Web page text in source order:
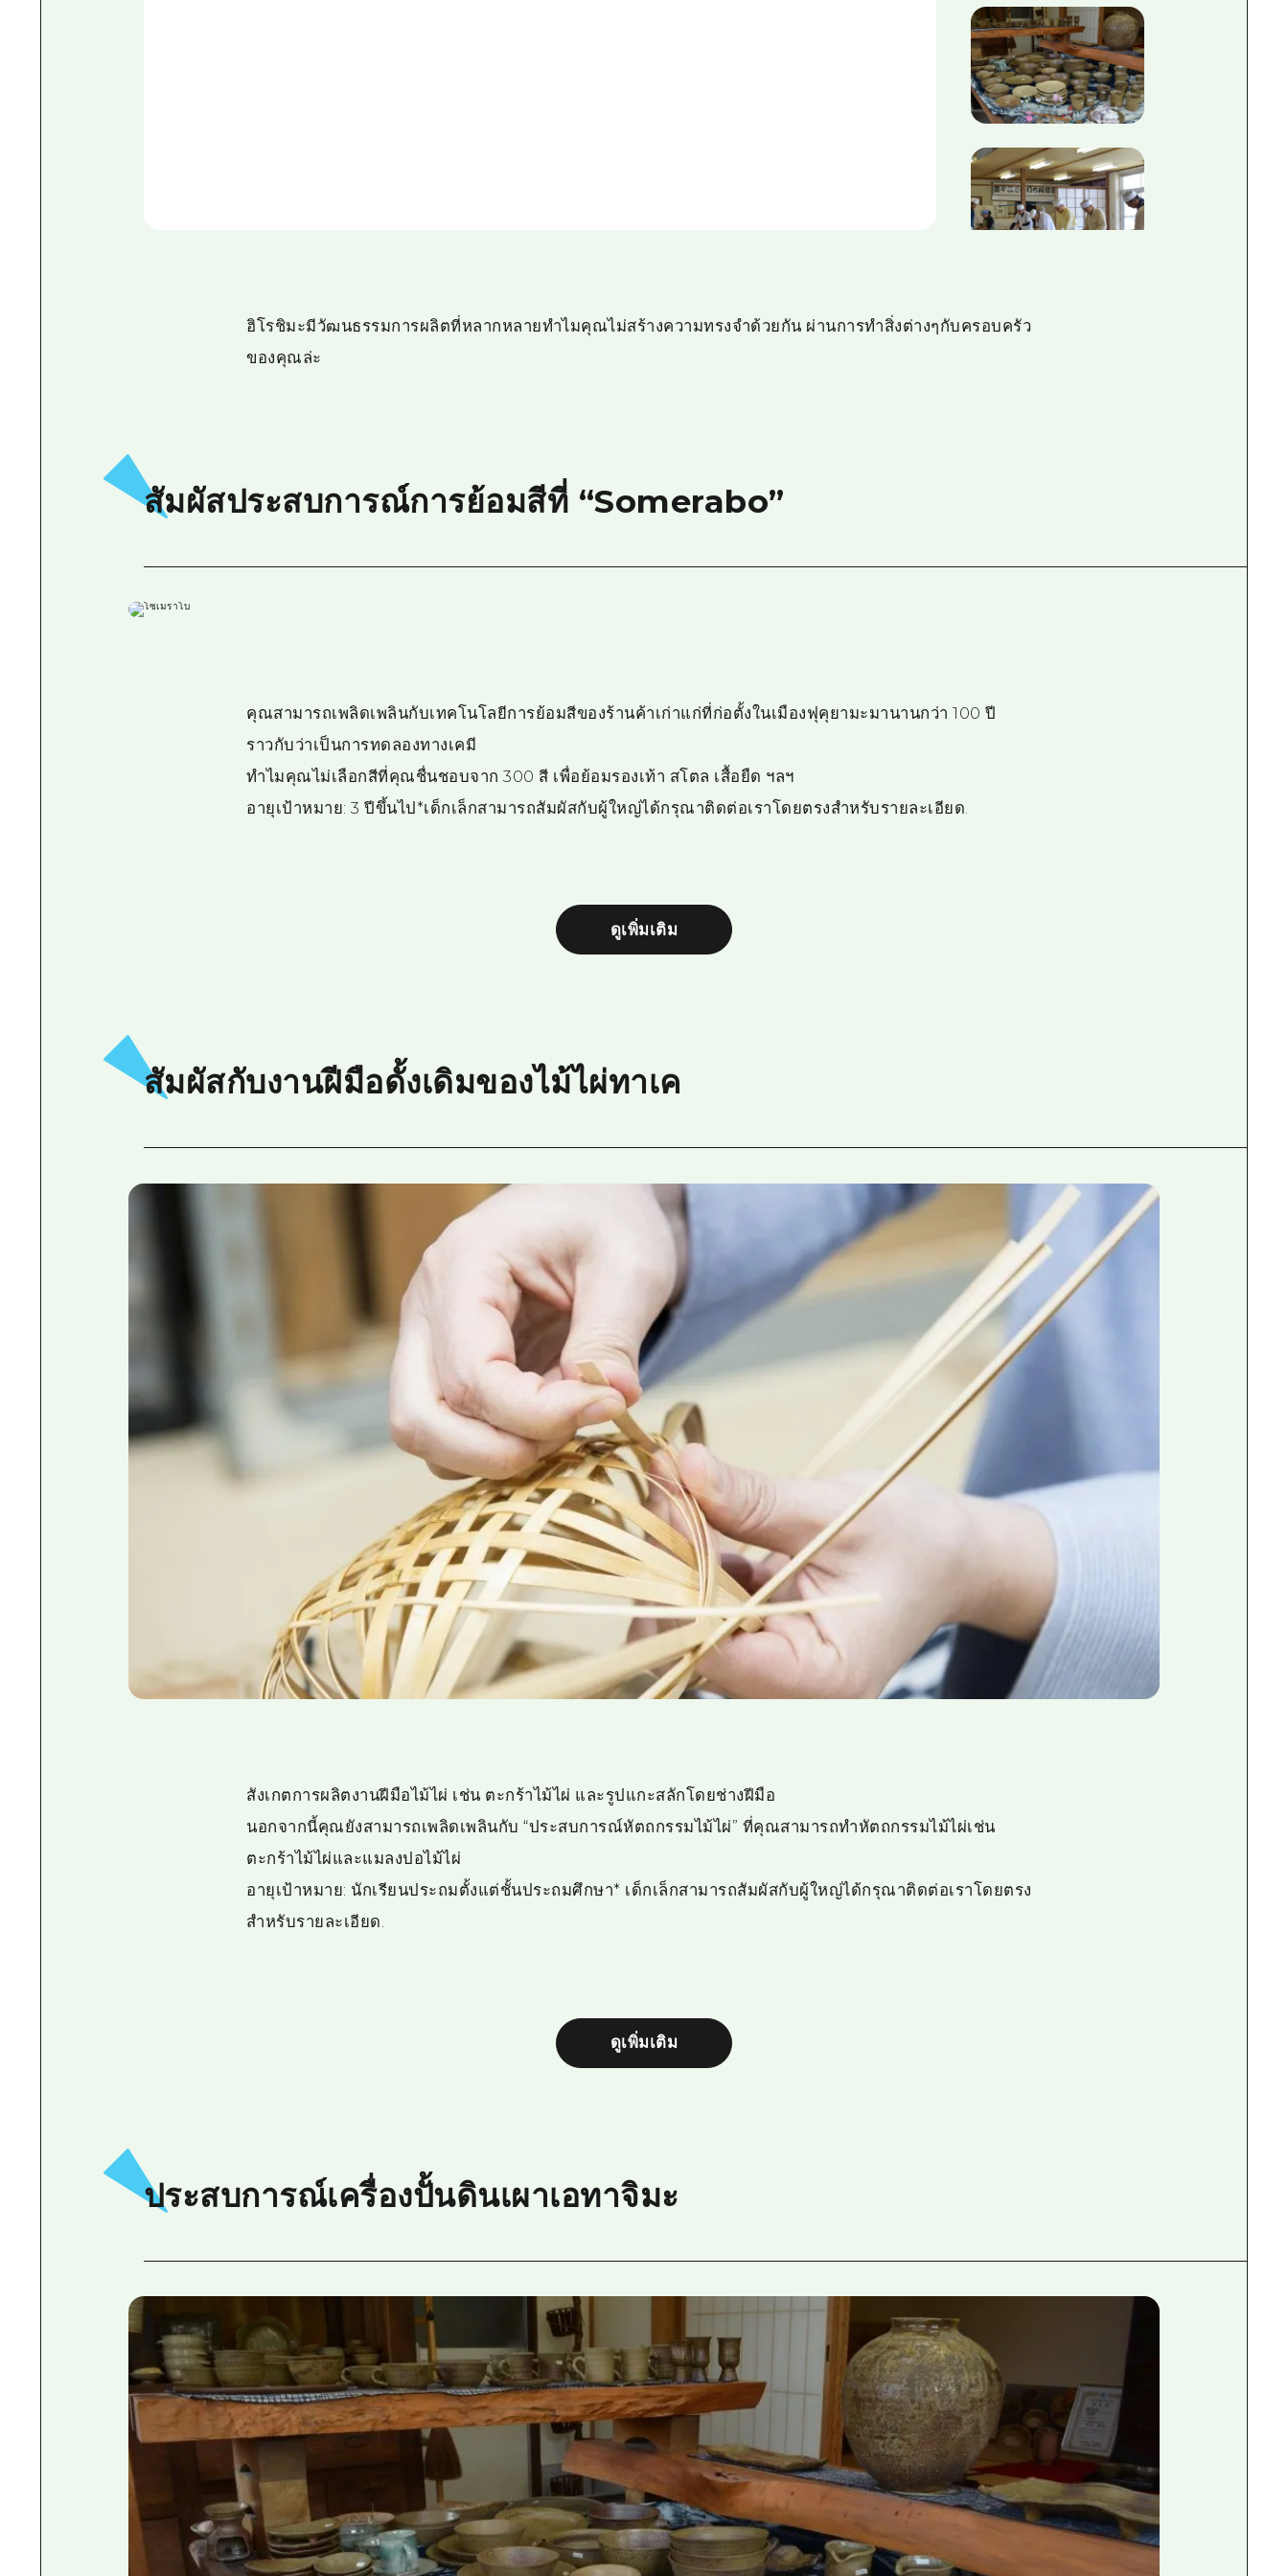
ฮิโรชิมะมีวัฒนธรรมการผลิตที่หลากหลายทำไมคุณไม่สร้างความทรงจำด้วยกัน ผ่านการทำสิ่งต่างๆกับครอบครัว
ของคุณล่ะ
สัมผัสประสบการณ์การย้อมสีที่ “Somerabo”
คุณสามารถเพลิดเพลินกับเทคโนโลยีการย้อมสีของร้านค้าเก่าแก่ที่ก่อตั้งในเมืองฟุคุยามะมานานกว่า 100 ปี
ราวกับว่าเป็นการทดลองทางเคมี
ทำไมคุณไม่เลือกสีที่คุณชื่นชอบจาก 300 สี เพื่อย้อมรองเท้า สโตล เสื้อยืด ฯลฯ
อายุเป้าหมาย: 3 ปีขึ้นไป*เด็กเล็กสามารถสัมผัสกับผู้ใหญ่ได้กรุณาติดต่อเราโดยตรงสำหรับรายละเอียด.
ดูเพิ่มเติม
สัมผัสกับงานฝีมือดั้งเดิมของไม้ไผ่ทาเค
สังเกตการผลิตงานฝีมือไม้ไผ่ เช่น ตะกร้าไม้ไผ่ และรูปแกะสลักโดยช่างฝีมือ
นอกจากนี้คุณยังสามารถเพลิดเพลินกับ “ประสบการณ์หัตถกรรมไม้ไผ่” ที่คุณสามารถทำหัตถกรรมไม้ไผ่เช่น
ตะกร้าไม้ไผ่และแมลงปอไม้ไผ่
อายุเป้าหมาย: นักเรียนประถมตั้งแต่ชั้นประถมศึกษา* เด็กเล็กสามารถสัมผัสกับผู้ใหญ่ได้กรุณาติดต่อเราโดยตรง
สำหรับรายละเอียด.
ดูเพิ่มเติม
ประสบการณ์เครื่องปั้นดินเผาเอทาจิมะ